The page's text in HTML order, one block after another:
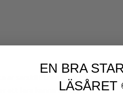
är särskilt trevligt att använda
att lära känna till dig!
EN BRA